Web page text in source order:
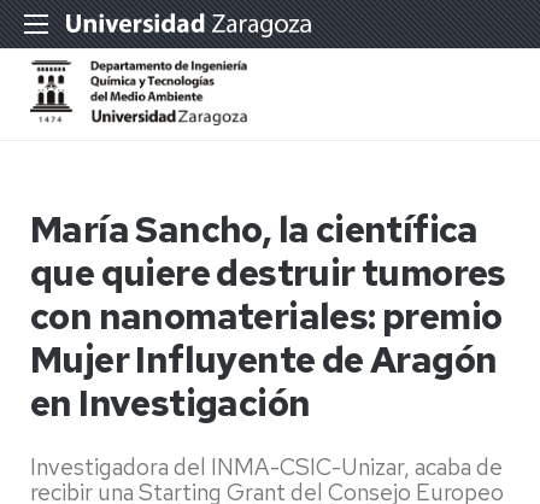
María Sancho, la científica
que quiere destruir tumores
con nanomateriales: premio
Mujer Influyente de Aragón
en Investigación
Investigadora del INMA-CSIC-Unizar, acaba de
recibir una Starting Grant del Consejo Europeo